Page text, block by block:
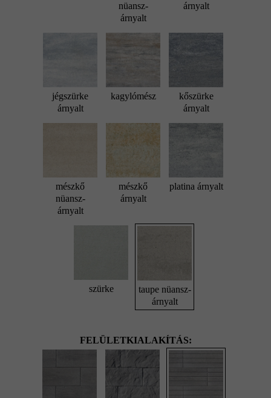
nüansz-
árnyalt
árnyalt
jégszürke
árnyalt
kagylómész
kőszürke
árnyalt
mészkő
nüansz-
árnyalt
mészkő
árnyalt
platina árnyalt
szürke
taupe nüansz-
árnyalt
FELÜLETKIALAKÍTÁS: